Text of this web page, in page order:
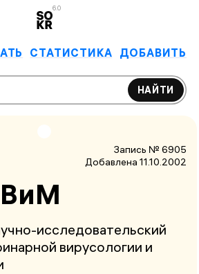
6.0
СТАТИСТИКА ДОБАВИТЬ
НАЙТИ
Запись № 6905
Добавлена 11.10.2002
исследовательский
вирусологии и